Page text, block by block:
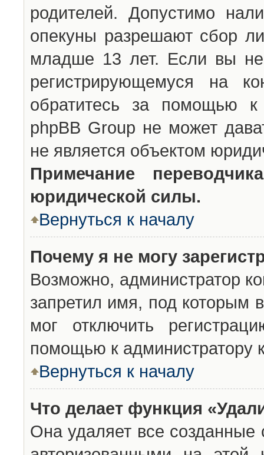
родителей. Допустимо
опекуны разрешают сбор
младше 13 лет. Если вы
регистрирующемуся на
обратитесь за помощью к
phpBB Group не может
не является объектом
Примечание
юридической силы.
Вернуться к началу
Почему я не могу
Возможно, администратор
запретил имя, под которым
мог отключить
помощью к администратору
Вернуться к началу
Что делает функция
Она удаляет все созданные